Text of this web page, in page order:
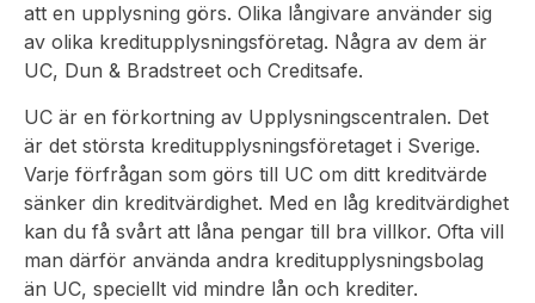
att en upplysning görs. Olika långivare använder sig
av olika kreditupplysningsföretag. Några av dem är
UC, Dun & Bradstreet och Creditsafe.
UC är en förkortning av Upplysningscentralen. Det
är det största kreditupplysningsföretaget i Sverige.
Varje förfrågan som görs till UC om ditt kreditvärde
sänker din kreditvärdighet. Med en låg kreditvärdighet
kan du få svårt att låna pengar till bra villkor. Ofta vill
man därför använda andra kreditupplysningsbolag
än UC, speciellt vid mindre lån och krediter.